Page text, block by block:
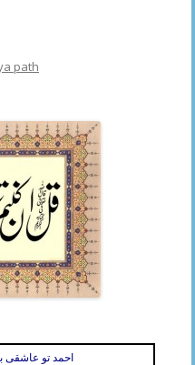
path
احمد تو عاشقی